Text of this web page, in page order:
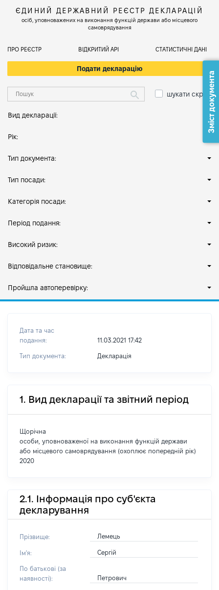
ЄДИНИЙ ДЕРЖАВНИЙ РЕЄСТР ДЕКЛАРАЦІЙ
осіб, уповноважених на виконання функцій держави або місцевого
самоврядування
ПРО РЕЄСТР ВІДКРИТИЙ АРІ СТАТИСТИЧНІ ДАНІ
Подати декларацію
шукати скрізь
Вид декларації:
Рік:
Тип документа:
Тип посади:
Категорія посади:
Період подання:
Високий ризик:
Відповідальне становище:
Пройшла автоперевірку:
Дата та час
подання:
11.03.2021 17:42
Тип документа: Декларація
1. Вид декларації та звітний період
Щорічна
особи, уповноваженої на виконання функцій держави
або місцевого самоврядування (охоплює попередній рік)
2020
2.1. Інформація про суб'єкта
декларування
Прізвище: Лемець
Ім'я: Сергій
По батькові (за
наявності):
Петрович
Зміст документа